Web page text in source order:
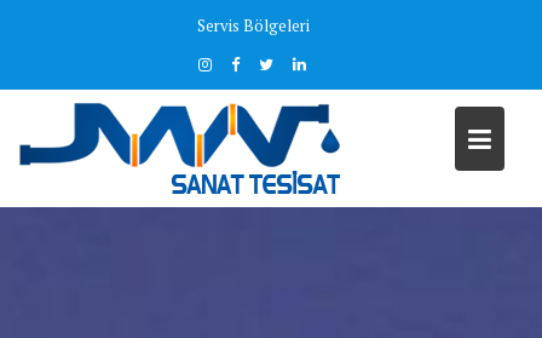
Servis Bölgeleri